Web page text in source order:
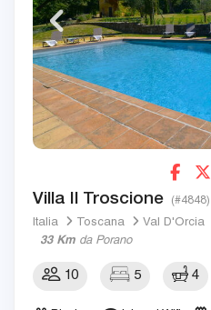
Villa Il Troscione (#4848)
Italia Toscana Val D'Orcia
33 Km da Porano
10 5 4